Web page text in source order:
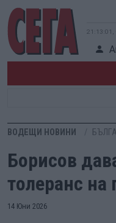
21:13:02,
ВОДЕЩИ НОВИНИ
Борисов
толеранс на
14 Юни 2026